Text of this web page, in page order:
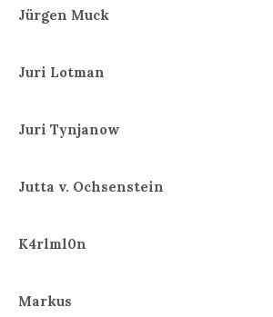
Jürgen Muck
Juri Lotman
Juri Tynjanow
Jutta v. Ochsenstein
K4rlml0n
Markus